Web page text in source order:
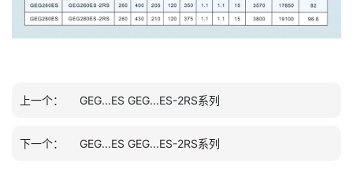
上一个： GEG...ES GEG...ES-2RS系列
下一个： GEG...ES GEG...ES-2RS系列